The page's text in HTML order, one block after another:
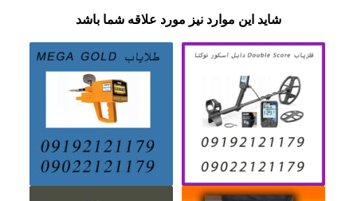
شاید این موارد نیز مورد علاقه شما باشد